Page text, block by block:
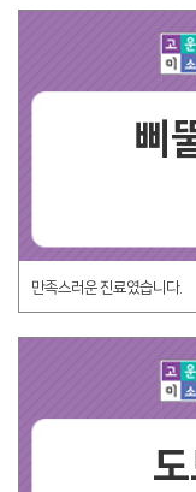
삐
만족스러운 진료였습니다.